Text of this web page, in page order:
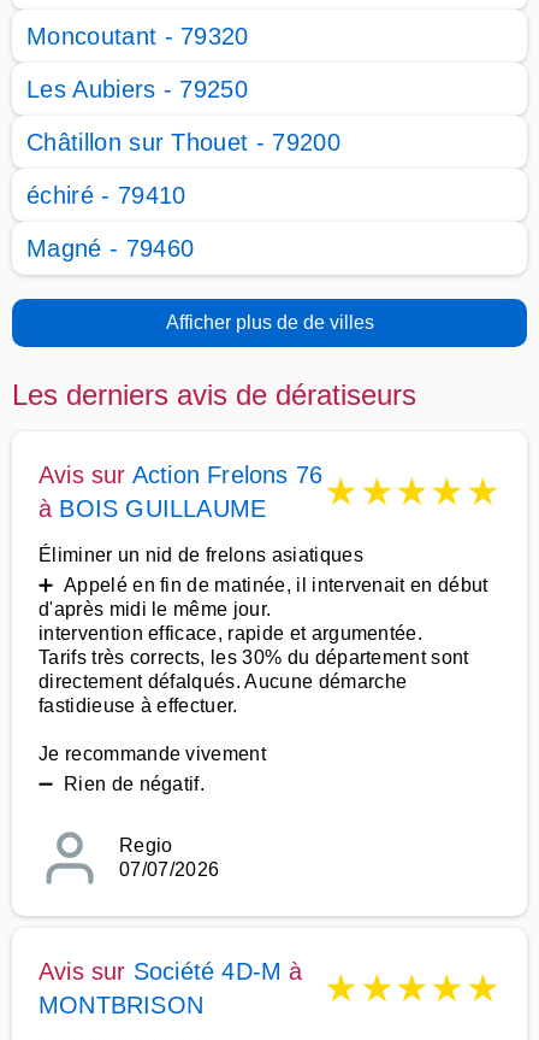
Moncoutant - 79320
Les Aubiers - 79250
Châtillon sur Thouet - 79200
échiré - 79410
Magné - 79460
Afficher plus de de villes
Les derniers avis de dératiseurs
Avis sur Action Frelons 76
à BOIS GUILLAUME ★★★★★
Éliminer un nid de frelons asiatiques
➕ Appelé en fin de matinée, il intervenait en début
d'après midi le même jour.
intervention efficace, rapide et argumentée.
Tarifs très corrects, les 30% du département sont
directement défalqués. Aucune démarche
fastidieuse à effectuer.
Je recommande vivement
➖ Rien de négatif.
Regio
07/07/2026
Avis sur Société 4D-M à
MONTBRISON
★★★★★